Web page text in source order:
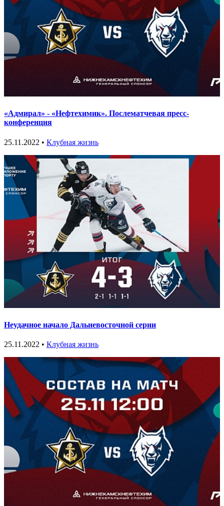
«Адмирал» - «Нефтехимик». Послематчевая пресс-
конференция
25.11.2022 • Клубная жизнь
Неудачное начало Дальневосточной серии
25.11.2022 • Клубная жизнь